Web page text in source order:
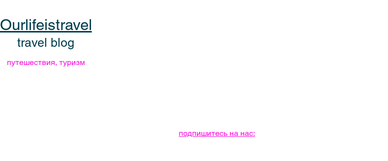
Ourlifeistravel
travel blog
путешествия, туризм
подпишитесь на нас: